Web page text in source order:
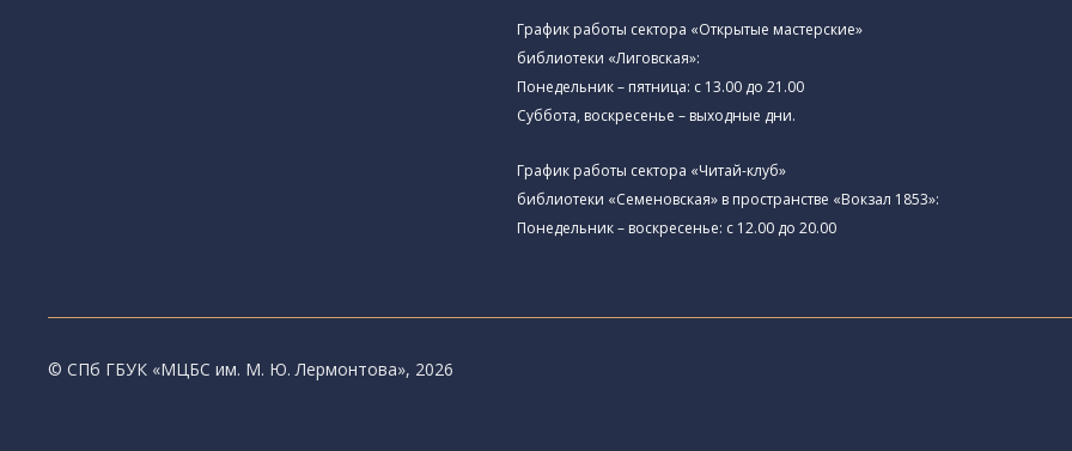
График работы сектора «Открытые мастерские»
библиотеки «Лиговская»:
Понедельник – пятница: с 13.00 до 21.00⁠
Суббота, воскресенье – выходные дни.
График работы сектора «Читай-клуб»
библиотеки «Семеновская» в пространстве «Вокзал 1853»:
Понедельник – воскресенье: с 12.00 до 20.00
© CПб ГБУК «МЦБС им. М. Ю. Лермонтова», 2026